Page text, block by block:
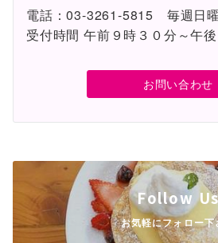
電話：03-3261-5815 毎週日
受付時間 午前９時３０分～午
お問い合わせ
Follow
お気軽にフォロー下